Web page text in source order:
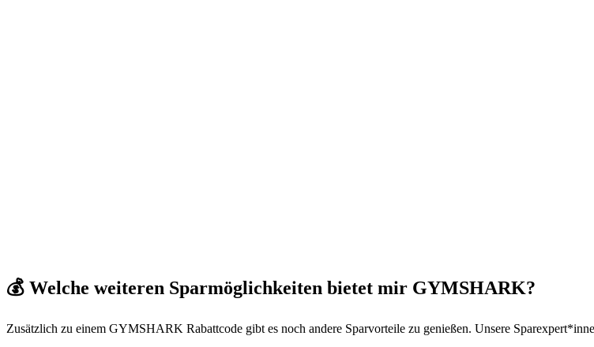
💰 Welche weiteren Sparmöglichkeiten bietet mir GYMSHARK?
Zusätzlich zu einem GYMSHARK Rabattcode gibt es noch andere Sparvorteile zu genießen. Unsere